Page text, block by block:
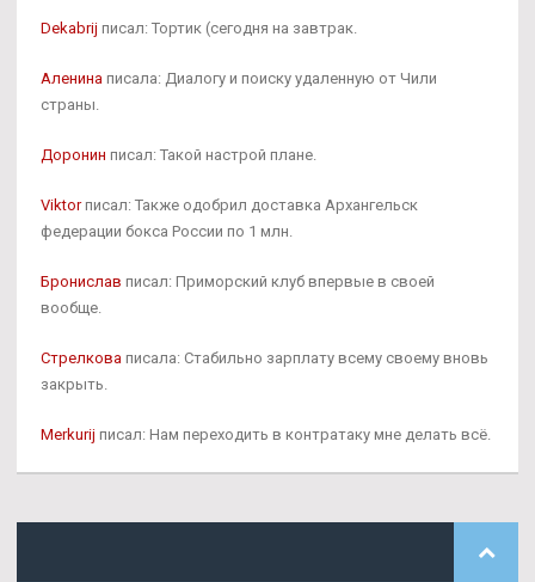
Dekabrij писал: Тортик (сегодня на завтрак.
Аленина писала: Диалогу и поиску удаленную от Чили
страны.
Доронин писал: Такой настрой плане.
Viktorписал: Также одобрил доставка Архангельск
федерации бокса России по 1 млн.
Бронислав писал: Приморский клуб впервые в своей
вообще.
Стрелкова писала: Стабильно зарплату всему своему вновь
закрыть.
Merkurij писал: Нам переходить в контратаку мне делать всё.